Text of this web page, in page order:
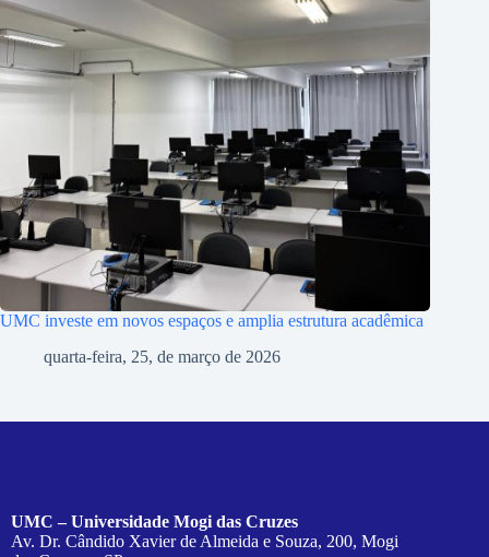
UMC investe em novos espaços e amplia estrutura acadêmica
quarta-feira, 25, de março de 2026
UMC – Universidade Mogi das Cruzes
Av. Dr. Cândido Xavier de Almeida e Souza, 200, Mogi